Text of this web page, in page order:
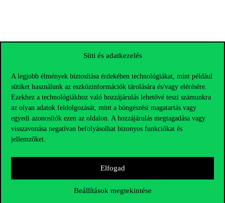
Süti és adatkezelés
A legjobb élmények biztosítása érdekében technológiákat, mint például
sütiket használunk az eszközinformációk tárolására és/vagy elérésére.
Ezekhez a technológiákhoz való hozzájárulás lehetővé teszi számunkra
az olyan adatok feldolgozását, mint a böngészési magatartás vagy
egyedi azonosítók ezen az oldalon. A hozzájárulás megtagadása vagy
visszavonása negatívan befolyásolhat bizonyos funkciókat és
jellemzőket.
Elfogad
Beállítások megtekintése